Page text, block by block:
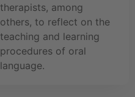
therapists, among
others, to reflect on the
teaching and learning
procedures of oral
language.